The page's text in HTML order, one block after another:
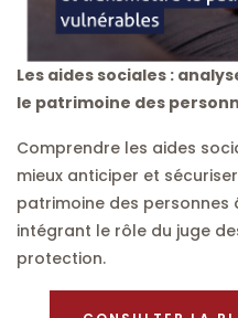
Les aides sociales :
le patrimoine des
Comprendre les aides
mieux anticiper et
patrimoine des personnes
intégrant le rôle du juge
protection.